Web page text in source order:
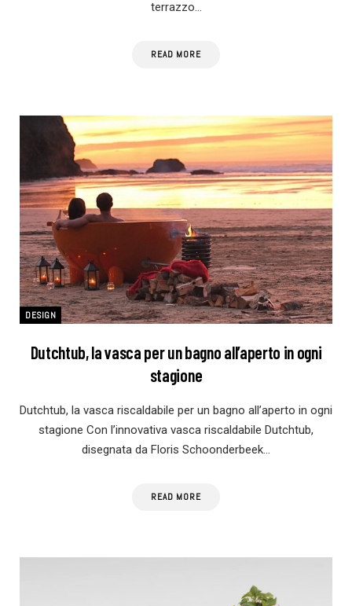
terrazzo…
READ MORE
DESIGN
Dutchtub, la vasca per un bagno all’aperto in ogni
stagione
Dutchtub, la vasca riscaldabile per un bagno all’aperto in ogni
stagione Con l’innovativa vasca riscaldabile Dutchtub,
disegnata da Floris Schoonderbeek…
READ MORE